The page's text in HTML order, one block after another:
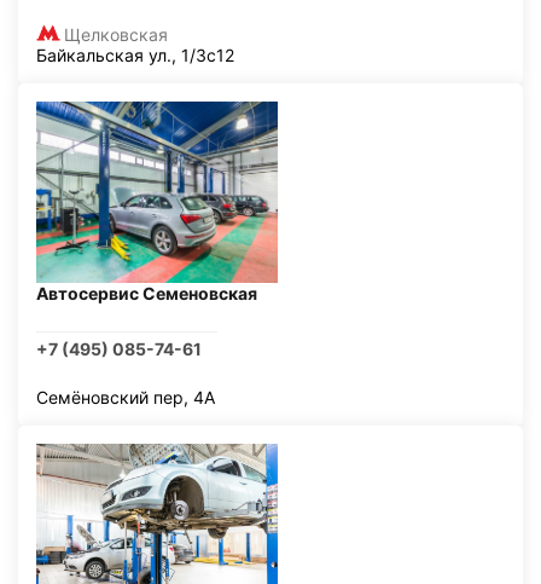
Щелковская
Байкальская ул., 1/3с12
Автосервис Семеновская
+7 (495) 085-74-61
Семёновский пер, 4А